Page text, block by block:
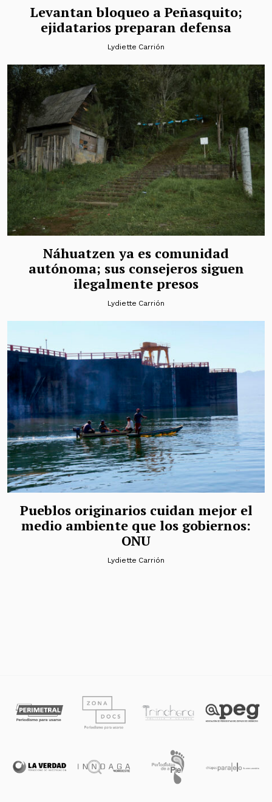
Levantan bloqueo a Peñasquito;
ejidatarios preparan defensa
Lydiette Carrión
Náhuatzen ya es comunidad
autónoma; sus consejeros siguen
ilegalmente presos
Lydiette Carrión
Pueblos originarios cuidan mejor el
medio ambiente que los gobiernos:
ONU
Lydiette Carrión